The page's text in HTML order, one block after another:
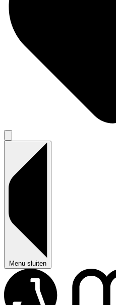
Menu sluiten